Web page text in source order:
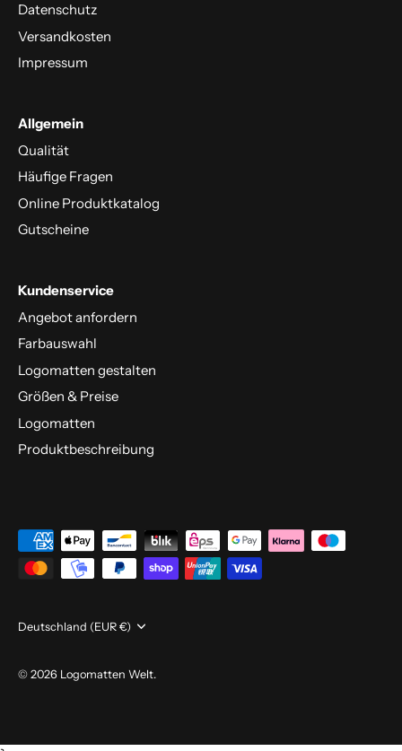
Datenschutz
Versandkosten
Impressum
Allgemein
Qualität
Häufige Fragen
Online Produktkatalog
Gutscheine
Kundenservice
Angebot anfordern
Farbauswahl
Logomatten gestalten
Größen & Preise
Logomatten
Produktbeschreibung
Währung
Deutschland (EUR €)
© 2026 Logomatten Welt.